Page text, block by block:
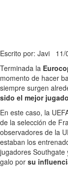
Escrito por: Javi 11/
Terminada la
momento de hacer
siempre surgen
sido el mejor
En este caso, la
de la selección de
observadores de la
estaban los
jugadores
galo por su